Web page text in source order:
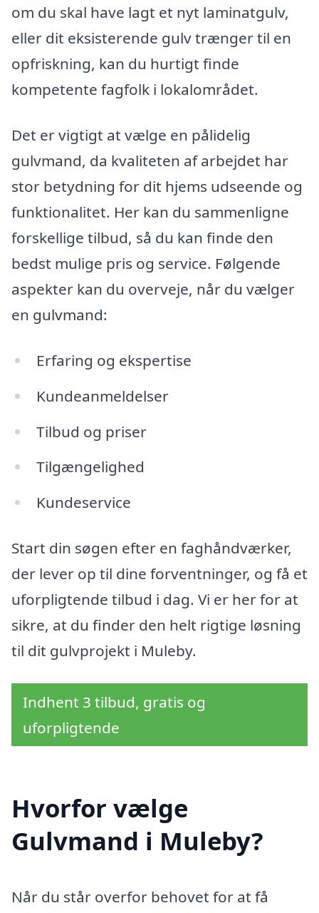
om du skal have lagt et nyt laminatgulv,
eller dit eksisterende gulv trænger til en
opfriskning, kan du hurtigt finde
kompetente fagfolk i lokalområdet.
Det er vigtigt at vælge en pålidelig
gulvmand, da kvaliteten af arbejdet har
stor betydning for dit hjems udseende og
funktionalitet. Her kan du sammenligne
forskellige tilbud, så du kan finde den
bedst mulige pris og service. Følgende
aspekter kan du overveje, når du vælger
en gulvmand:
Erfaring og ekspertise
Kundeanmeldelser
Tilbud og priser
Tilgængelighed
Kundeservice
Start din søgen efter en faghåndværker,
der lever op til dine forventninger, og få et
uforpligtende tilbud i dag. Vi er her for at
sikre, at du finder den helt rigtige løsning
til dit gulvprojekt i Muleby.
Indhent 3 tilbud, gratis og
uforpligtende
Hvorfor vælge
Gulvmand i Muleby?
Når du står overfor behovet for at få